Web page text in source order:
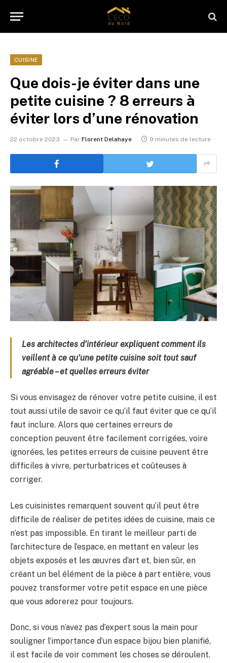
CUISINE
Que dois-je éviter dans une
petite cuisine ? 8 erreurs à
éviter lors d’une rénovation
22 octobre 2023 Par Florent Delahaye 9 minutes de lecture
Les architectes d’intérieur expliquent comment ils
veillent à ce qu’une petite cuisine soit tout sauf
agréable – et quelles erreurs éviter
Si vous envisagez de rénover votre petite cuisine, il est
tout aussi utile de savoir ce qu’il faut éviter que ce qu’il
faut inclure. Alors que certaines erreurs de
conception peuvent être facilement corrigées, voire
ignorées, les petites erreurs de cuisine peuvent être
difficiles à vivre, perturbatrices et coûteuses à
corriger.
Les cuisinistes remarquent souvent qu’il peut être
difficile de réaliser de petites idées de cuisine, mais ce
n’est pas impossible. En tirant le meilleur parti de
l’architecture de l’espace, en mettant en valeur les
objets exposés et les œuvres d’art et, bien sûr, en
créant un bel élément de la pièce à part entière, vous
pouvez transformer votre petit espace en une pièce
que vous adorerez pour toujours.
Donc, si vous n’avez pas d’expert sous la main pour
souligner l’importance d’un espace bijou bien planifié,
il est facile de voir comment les choses se déroulent.